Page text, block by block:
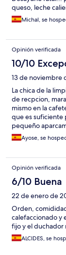
queso, leche
Michal, se
Opinión verificada
10/10
13 de noviembre
La chica de la
de recpcion,
mismo en la
que es suficiente
pequeño
cogia hueco en la
general muy
Ayose, se
Opinión verificada
6/10 Buena
22 de enero de
Orden,
calefaccionado y
fijo y el duchador
ALCIDES, se